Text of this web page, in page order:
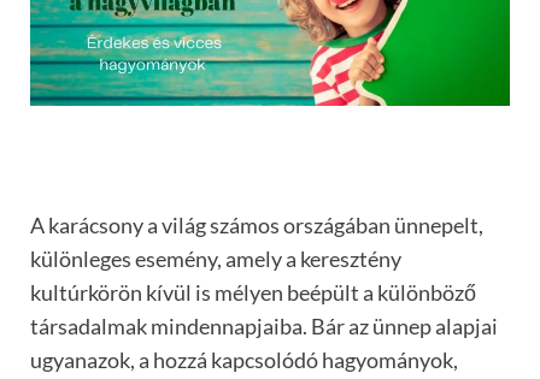
A karácsony a világ számos országában ünnepelt,
különleges esemény, amely a keresztény
kultúrkörön kívül is mélyen beépült a különböző
társadalmak mindennapjaiba. Bár az ünnep alapjai
ugyanazok, a hozzá kapcsolódó hagyományok,